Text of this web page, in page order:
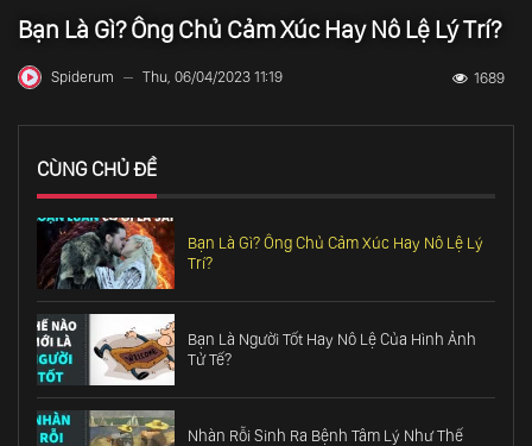
Bạn Là Gì? Ông Chủ Cảm Xúc Hay Nô Lệ Lý Trí?
Spiderum — Thu, 06/04/2023 11:19 1689
CÙNG CHỦ ĐỀ
Bạn Là Gì? Ông Chủ Cảm Xúc Hay Nô Lệ Lý
Trí?
Bạn Là Người Tốt Hay Nô Lệ Của Hình Ảnh
Tử Tế?
Nhàn Rỗi Sinh Ra Bệnh Tâm Lý Như Thế